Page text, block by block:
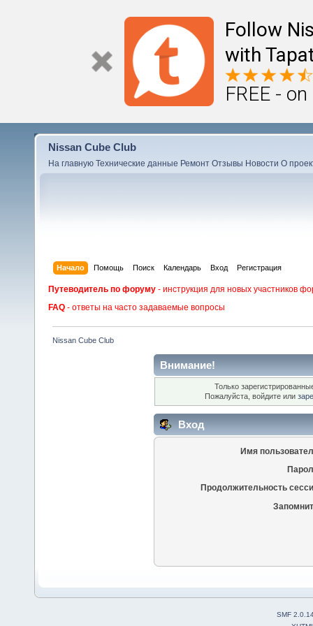
Follow
with
FREE -
Nissan Cube Club
На главную Технические данные Ремонт Отзывы Новости О
Начало Помощь Поиск Календарь Вход Регистрация
Путеводитель по форуму - инструкция для новых участников
FAQ - ответы на часто задаваемые вопросы
Nissan Cube Club
Внимание!
Только
Пожалуйста, войдите или
Вход
Имя
Продолжительность
SMF